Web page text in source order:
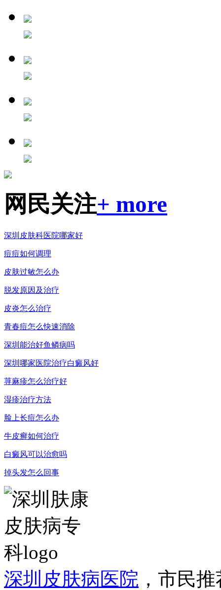
网民关注+ more
深圳皮肤科医院哪家好
痘痘如何调理
皮肤过敏怎么办
脱发原因及治疗
皮炎怎么治疗
青春痘怎么快速消除
深圳能治好鱼鳞病吗
深圳哪家医院治疗白癜风好
荨麻疹怎么治疗好
湿疹治疗方法
脸上长痘怎么办
牛皮癣如何治疗
白癜风可以治愈吗
掉头发怎么回事
深圳皮肤病医院 ，市民